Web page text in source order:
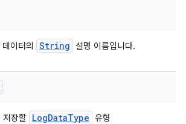
이터의 String 설명 이름입니다.
저장할 LogDataType 유형